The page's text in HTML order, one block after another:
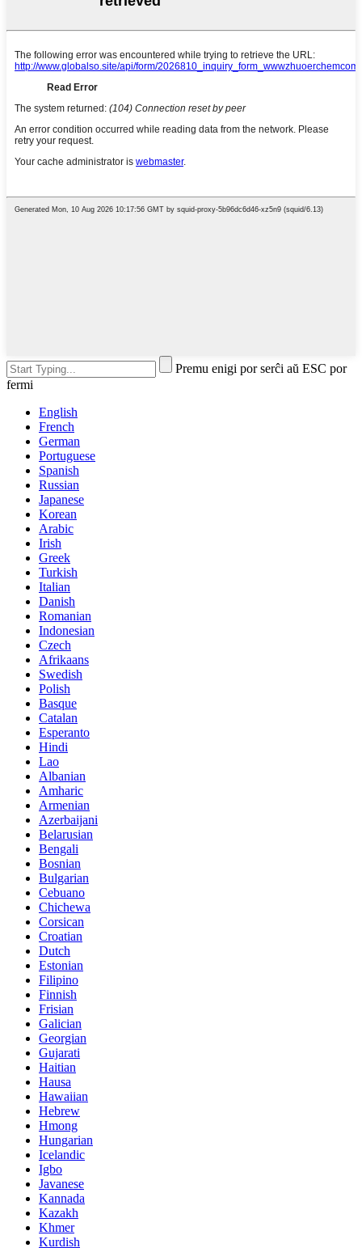
Premu enigi por serĉi aŭ ESC por
fermi
English
French
German
Portuguese
Spanish
Russian
Japanese
Korean
Arabic
Irish
Greek
Turkish
Italian
Danish
Romanian
Indonesian
Czech
Afrikaans
Swedish
Polish
Basque
Catalan
Esperanto
Hindi
Lao
Albanian
Amharic
Armenian
Azerbaijani
Belarusian
Bengali
Bosnian
Bulgarian
Cebuano
Chichewa
Corsican
Croatian
Dutch
Estonian
Filipino
Finnish
Frisian
Galician
Georgian
Gujarati
Haitian
Hausa
Hawaiian
Hebrew
Hmong
Hungarian
Icelandic
Igbo
Javanese
Kannada
Kazakh
Khmer
Kurdish